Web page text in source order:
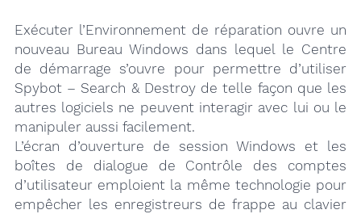
Exécuter l’Environnement de réparation ouvre un
nouveau Bureau Windows dans lequel le Centre
de démarrage s’ouvre pour permettre d’utiliser
Spybot – Search & Destroy de telle façon que les
autres logiciels ne peuvent interagir avec lui ou le
manipuler aussi facilement.
L’écran d’ouverture de session Windows et les
boîtes de dialogue de Contrôle des comptes
d’utilisateur emploient la même technologie pour
empêcher les enregistreurs de frappe au clavier